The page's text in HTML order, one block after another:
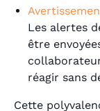
Les alertes
être
réagir sans
Cette